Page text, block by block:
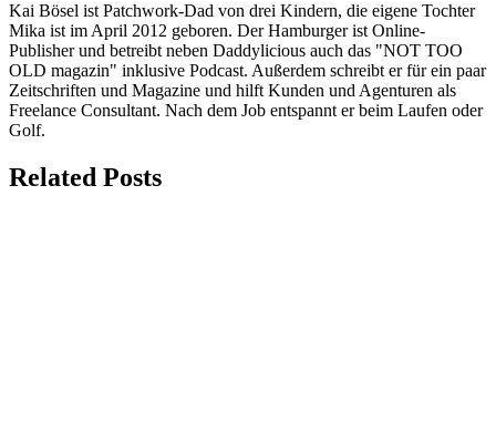
Kai Bösel ist Patchwork-Dad von drei Kindern, die eigene Tochter
Mika ist im April 2012 geboren. Der Hamburger ist Online-
Publisher und betreibt neben Daddylicious auch das "NOT TOO
OLD magazin" inklusive Podcast. Außerdem schreibt er für ein paar
Zeitschriften und Magazine und hilft Kunden und Agenturen als
Freelance Consultant. Nach dem Job entspannt er beim Laufen oder
Golf.
Related Posts